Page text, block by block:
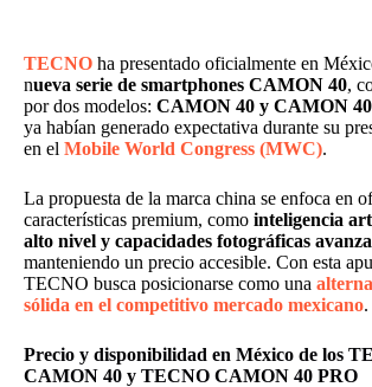
TECNO ha presentado oficialmente en
nueva serie de smartphones CAMON 40,
por dos modelos: CAMON 40 y CAMON
ya habían generado expectativa durante su
en el Mobile World Congress (MWC).
La propuesta de la marca china se enfoca en
características premium, como inteligencia
alto nivel y capacidades fotográficas
manteniendo un precio accesible. Con esta
TECNO busca posicionarse como una
sólida en el competitivo mercado mexicano.
Precio y disponibilidad en México de los
CAMON 40 y TECNO CAMON 40 PRO